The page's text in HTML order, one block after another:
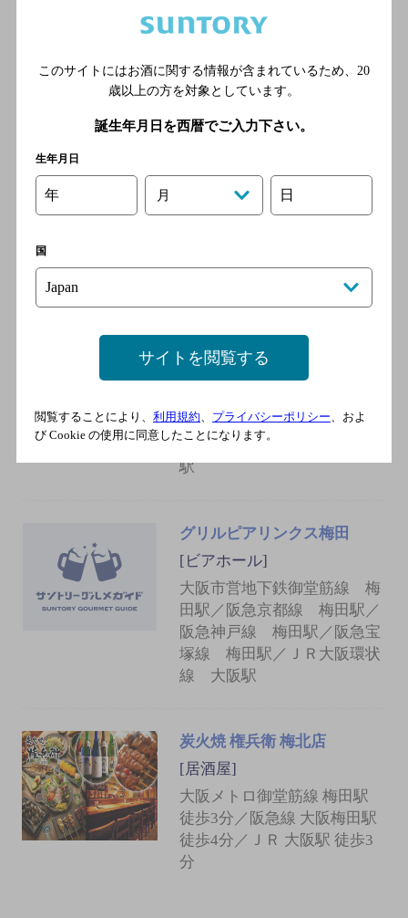
肉処大阪梅田ブラウン ＬＩ
ＮＫＳ梅田店
[居酒屋]
田駅／阪急京都線 梅田駅／
阪急神戸線 梅田駅／ＪＲ大
阪環状線 大阪駅／阪急宝塚
たこ酒場くれおーるヨドバシ
[居酒屋]
ＪＲ東海道本線 大阪駅／Ｊ
線 大阪駅／ＪＲ京都線 大
阪駅／ＪＲ大阪環状線 大阪
駅
グリルピアリンクス梅田
[ビアホール]
大阪市営地下鉄御堂筋線 梅
田駅／阪急京都線 梅田駅／
阪急神戸線 梅田駅／阪急宝
塚線 梅田駅／ＪＲ大阪環状
線 大阪駅
炭火焼 権兵衛 梅北店
[居酒屋]
大阪メトロ御堂筋線 梅田駅
徒歩3分／阪急線 大阪梅田駅
徒歩4分／ＪＲ 大阪駅 徒歩3
分
このサイトにはお酒に関する情報が含まれているため、 20
歳以上の方を対象としています。
誕生年月日を西暦でご入力下さい。
生年月日
年 月 日
国
サイトを閲覧する
閲覧することにより、 利用規約 プライバシーポリシー 、およ
び Cookie の使用に同意したことになります。